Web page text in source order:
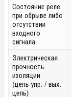
Состояние реле
при обрыве либо
отсутствии
входного
сигнала
Электрическая
прочность
изоляции
(цепь упр. / вых.
цепь)